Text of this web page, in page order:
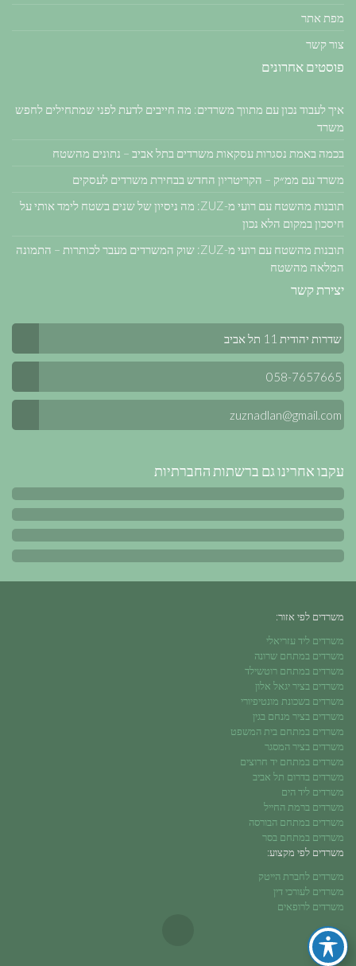
מפת אתר
צור קשר
פוסטים אחרונים
איך לעבוד נכון עם מתווך משרדים: מה חייבים לדעת לפני שמתחילים לחפש
משרד
בכמה באמת נסגרות עסקאות משרדים בתל אביב – נתונים מהשטח
משרד עם ממ״ק – הקריטריון החדש בבחירת משרדים לעסקים
תובנות מהשטח עם רועי מ-ZUZ: מה ניסיון של שנים בשטח לימד אותי על
חיסכון במקום הלא נכון
תובנות מהשטח עם רועי מ-ZUZ: שוק המשרדים מעבר לכותרות – התמונה
המלאה מהשטח
יצירת קשר
שדרות יהודית 11 תל אביב
עקבו אחרינו גם ברשתות החברתיות
משרדים לפי אזור:
משרדים ליד עזריאלי
משרדים במתחם שרונה
משרדים במתחם רוטשילד
משרדים בציר יגאל אלון
משרדים בשכונת מונטיפיורי
משרדים בציר מנחם בגין
משרדים במתחם בית המשפט
משרדים בציר המסגר
משרדים במתחם יד חרוצים
משרדים בדרום תל אביב
משרדים ליד הים
משרדים ברמת החייל
משרדים במתחם הבורסה
משרדים במתחם בסר
משרדים לפי מקצוע:
משרדים לחברת הייטק
משרדים לעורכי דין
משרדים לרופאים